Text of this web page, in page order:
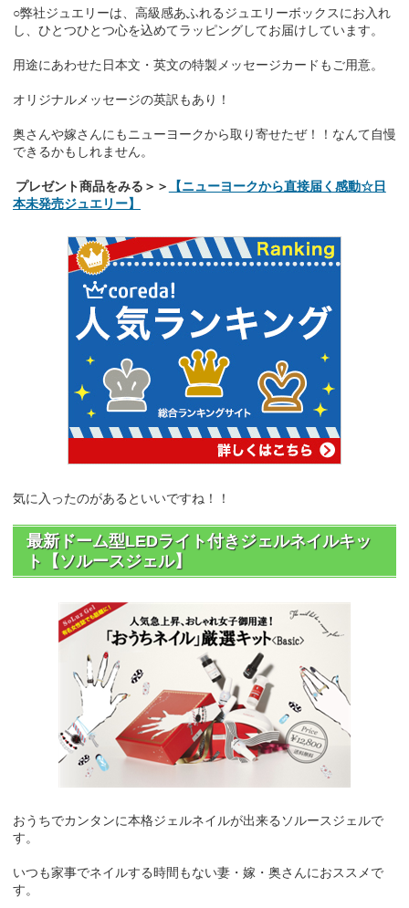
○弊社ジュエリーは、高級感あふれるジュエリーボックスにお入れ
し、ひとつひとつ心を込めてラッピングしてお届けしています。
用途にあわせた日本文・英文の特製メッセージカードもご用意。
オリジナルメッセージの英訳もあり！
奥さんや嫁さんにもニューヨークから取り寄せたぜ！！なんて自慢
できるかもしれません。
プレゼント商品をみる＞＞
【ニューヨークから直接届く感動☆日
本未発売ジュエリー】
気に入ったのがあるといいですね！！
最新ドーム型LEDライト付きジェルネイルキッ
ト【ソルースジェル】
おうちでカンタンに本格ジェルネイルが出来るソルースジェルで
す。
いつも家事でネイルする時間もない妻・嫁・奥さんにおススメで
す。